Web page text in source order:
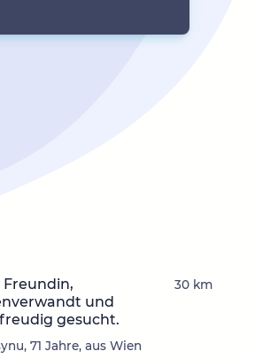
Freundin,
und
gesucht.
71 Jahre, aus Wien
30 km